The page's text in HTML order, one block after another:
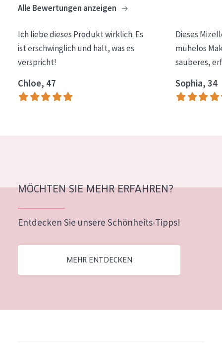
PRODUKTLINIE
Essentials
Lift+
Expert
Mischhaut und fettige Haut
Reife Haut
Der Sonne ausgesetzte Haut
Jedes alter
Reife Haut
Alle Bewertungen anzeigen
Ich liebe dieses Produkt wirklich. Es
ist erschwinglich und hält, was es
verspricht!
Chloe, 47
Dieses
mühelos
sauberes,
Sophia, 34
MÖCHTEN SIE MEHR ERFAHREN?
Entdecken Sie unsere Schönheits-Tipps!
MEHR ENTDECKEN